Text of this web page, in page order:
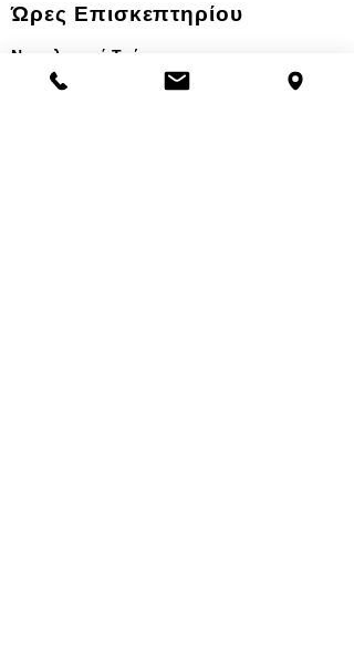
Ώρες Επισκεπτηρίου
Νοσηλευτικά Τμήματα
Χειμερινό ωράριο: 11.00-13.00
17.30-19.30